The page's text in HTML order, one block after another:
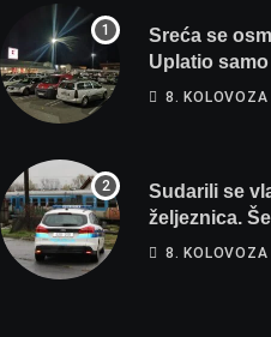
Sreća se
Uplatio
80 tisuća
8.
Sudarili se
željeznica.
ozlijeđeno,
8.